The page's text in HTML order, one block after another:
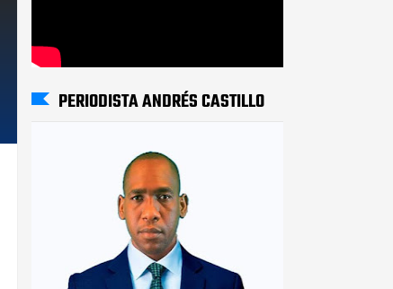
PERIODISTA ANDRÉS CASTILLO